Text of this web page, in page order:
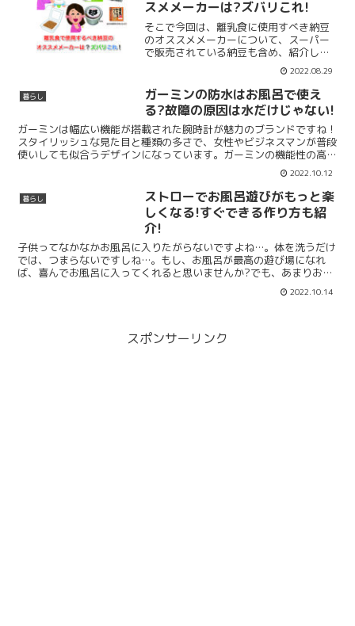
スメメーカーは?ズバリこれ!
そこで今回は、離乳食に使用すべき納豆
のオススメメーカーについて、スーパー
で販売されている納豆も含め、紹介しま
すので最後までご覧いただけると嬉しい
です。この記事が日々お子様の健康を気
にかけている優しいママの力に、少しで
もなれると嬉しいです！
2022.08.29
暮らし
ガーミンの防水はお風呂で使え
る?故障の原因は水だけじゃない!
ガーミンは幅広い機能が搭載された腕時計が魅力のブランドですね！
スタイリッシュな見た目と種類の多さで、女性やビジネスマンが普段
使いしても似合うデザインになっています。ガーミンの機能性の高さ
は特にアウトドアやスポーツ好きに人気ですし、防水機能を...2022.10.12
暮らし
ストローでお風呂遊びがもっと楽
しくなる!すぐできる作り方も紹
介!
子供ってなかなかお風呂に入りたがらないですよね…。体を洗うだけ
では、つまらないですしね…。もし、お風呂が最高の遊び場になれ
ば、喜んでお風呂に入ってくれると思いませんか?でも、あまりお金
をかけたくないわ…すぐにお風呂のおもちゃを買い与えるので...2022.10.14
スポンサーリンク